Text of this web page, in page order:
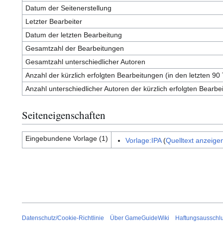
Datum der Seitenerstellung
Letzter Bearbeiter
Datum der letzten Bearbeitung
Gesamtzahl der Bearbeitungen
Gesamtzahl unterschiedlicher Autoren
Anzahl der kürzlich erfolgten Bearbeitungen (in den letzten 90
Anzahl unterschiedlicher Autoren der kürzlich erfolgten
Seiteneigenschaften
Eingebundene Vorlage (1) Vorlage:IPA(Quelltext
Datenschutz/Cookie-Richtlinie Über GameGuideWiki